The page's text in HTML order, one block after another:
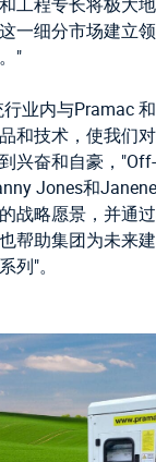
一细分市场建立
"
业内与Pramac
和技术，使我们
兴奋和自豪，
Jones和
战略愿景，并通
帮助集团为未来
列"。